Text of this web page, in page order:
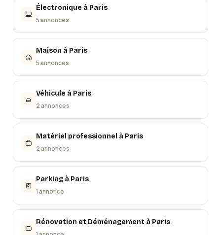
Électronique à Paris
5 annonces
Maison à Paris
5 annonces
Véhicule à Paris
2 annonces
Matériel professionnel à Paris
2 annonces
Parking à Paris
1 annonce
Rénovation et Déménagement à Paris